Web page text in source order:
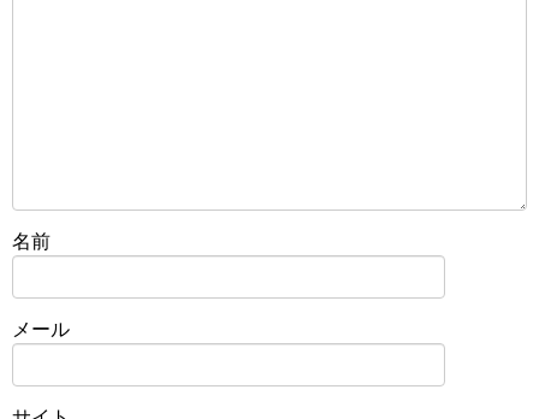
名前
メール